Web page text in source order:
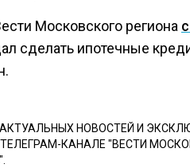
Московского региона
сделать ипотечные
НОВОСТЕЙ И
КАНАЛЕ "ВЕСТИ